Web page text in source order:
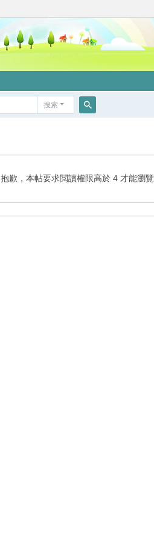
搜索
抱歉，本帖要求閲讀權限高於 4 才能瀏覽